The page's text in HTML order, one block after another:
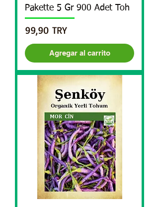
Pakette 5 Gr 900 Adet Toh
Precio
99,90 TRY
Agregar al carrito